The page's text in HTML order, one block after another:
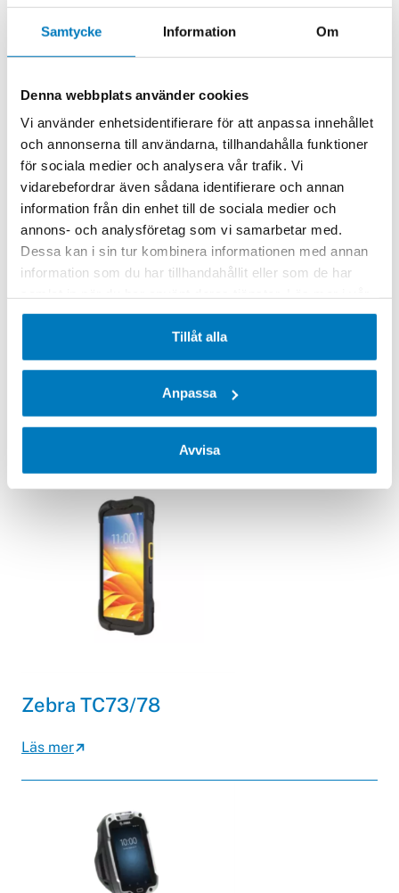
Samtycke Information Om
Denna webbplats använder cookies
Vi använder enhetsidentifierare för att anpassa innehållet
och annonserna till användarna, tillhandahålla funktioner
för sociala medier och analysera vår trafik. Vi
vidarebefordrar även sådana identifierare och annan
information från din enhet till de sociala medier och
annons- och analysföretag som vi samarbetar med.
Dessa kan i sin tur kombinera informationen med annan
information som du har tillhandahållit eller som de har
integritetspolicy.
Tillåt alla
Anpassa
Avvisa
Läs mer
Zebra TC73/78
Läs mer